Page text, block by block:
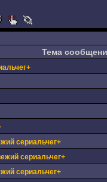
Тема
сериальчег+
сериальчег+
сериальчег+